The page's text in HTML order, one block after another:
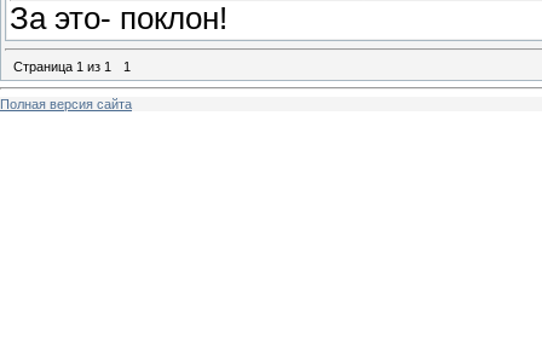
За это- поклон!
Страница 1 из 1 1
Полная версия сайта